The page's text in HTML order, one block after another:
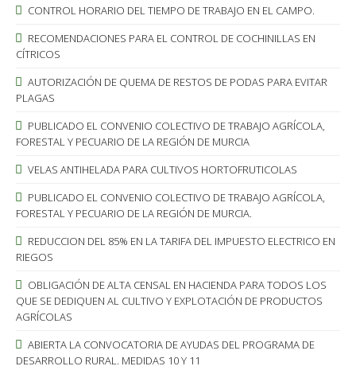
CONTROL HORARIO DEL TIEMPO DE TRABAJO EN EL CAMPO.
RECOMENDACIONES PARA EL CONTROL DE COCHINILLAS EN
CÍTRICOS
AUTORIZACIÓN DE QUEMA DE RESTOS DE PODAS PARA EVITAR
PLAGAS
PUBLICADO EL CONVENIO COLECTIVO DE TRABAJO AGRÍCOLA,
FORESTAL Y PECUARIO DE LA REGIÓN DE MURCIA
VELAS ANTIHELADA PARA CULTIVOS HORTOFRUTICOLAS
PUBLICADO EL CONVENIO COLECTIVO DE TRABAJO AGRÍCOLA,
FORESTAL Y PECUARIO DE LA REGIÓN DE MURCIA.
REDUCCION DEL 85% EN LA TARIFA DEL IMPUESTO ELECTRICO EN
RIEGOS
OBLIGACIÓN DE ALTA CENSAL EN HACIENDA PARA TODOS LOS
QUE SE DEDIQUEN AL CULTIVO Y EXPLOTACIÓN DE PRODUCTOS
AGRÍCOLAS
ABIERTA LA CONVOCATORIA DE AYUDAS DEL PROGRAMA DE
DESARROLLO RURAL. MEDIDAS 10 Y 11